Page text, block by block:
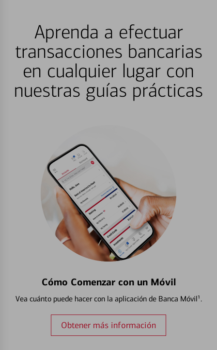
Aprenda a efectuar
transacciones bancarias
en cualquier lugar con
nuestras guías prácticas
Cómo Comenzar con un Móvil
Vea cuánto puede hacer con la aplicación de Banca Móvil¹.
Obtener más información